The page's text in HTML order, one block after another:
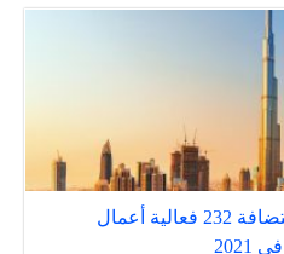
دبي تفوز خلال 2022 بحق استضافة 232 فعالية أعمال